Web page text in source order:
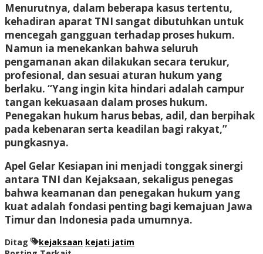
Menurutnya, dalam beberapa kasus tertentu,
kehadiran aparat TNI sangat dibutuhkan untuk
mencegah gangguan terhadap proses hukum.
Namun ia menekankan bahwa seluruh
pengamanan akan dilakukan secara terukur,
profesional, dan sesuai aturan hukum yang
berlaku. “Yang ingin kita hindari adalah campur
tangan kekuasaan dalam proses hukum.
Penegakan hukum harus bebas, adil, dan berpihak
pada kebenaran serta keadilan bagi rakyat,”
pungkasnya.
Apel Gelar Kesiapan ini menjadi tonggak sinergi
antara TNI dan Kejaksaan, sekaligus penegas
bahwa keamanan dan penegakan hukum yang
kuat adalah fondasi penting bagi kemajuan Jawa
Timur dan Indonesia pada umumnya.
Ditag kejaksaan kejati jatim